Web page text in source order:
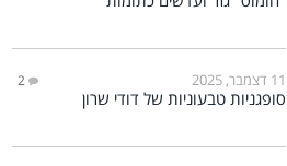
11 דצמבר, 2025 2
סופגניות טבעוניות של דודי שרון